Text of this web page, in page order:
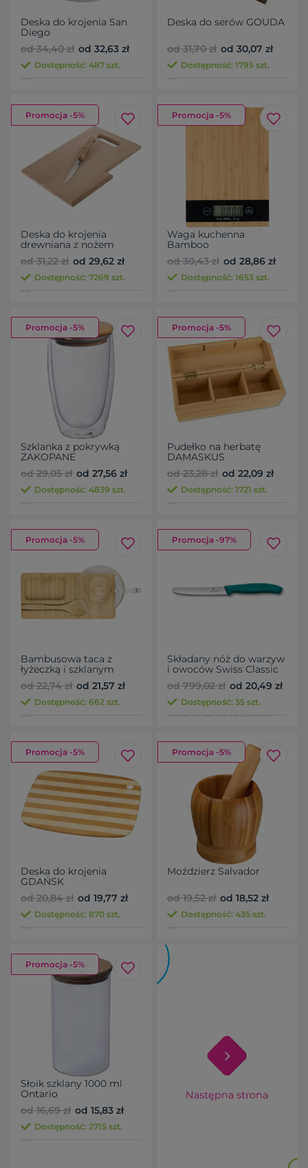
Deska do krojenia San
Diego
od 34,40 zł od 32,63 zł
Dostępność: 487 szt.
Deska do serów GOUDA
od 31,70 zł od 30,07 zł
Dostępność: 1795 szt.
Promocja -5%
Deska do krojenia
drewniana z nożem
LIZZANO
od 31,22 zł od 29,62 zł
Dostępność: 7269 szt.
Promocja -5%
Waga kuchenna
Bamboo
od 30,43 zł od 28,86 zł
Dostępność: 1653 szt.
Promocja -5%
Szklanka z pokrywką
ZAKOPANE
od 29,05 zł od 27,56 zł
Dostępność: 4839 szt.
Promocja -5%
Pudełko na herbatę
DAMASKUS
od 23,28 zł od 22,09 zł
Dostępność: 1721 szt.
Promocja -5%
Bambusowa taca z
łyżeczką i szklanym
kubkiem
od 22,74 zł od 21,57 zł
Dostępność: 662 szt.
Promocja -97%
Składany nóż do warzyw
i owoców Swiss Classic
Victorinox
od 799,02 zł od 20,49 zł
Dostępność: 35 szt.
Promocja -5%
Deska do krojenia
GDAŃSK
od 20,84 zł od 19,77 zł
Dostępność: 870 szt.
Promocja -5%
Moździerz Salvador
od 19,52 zł od 18,52 zł
Dostępność: 435 szt.
Promocja -5%
Słoik szklany 1000 ml
Ontario
od 16,69 zł od 15,83 zł
Dostępność: 2715 szt.